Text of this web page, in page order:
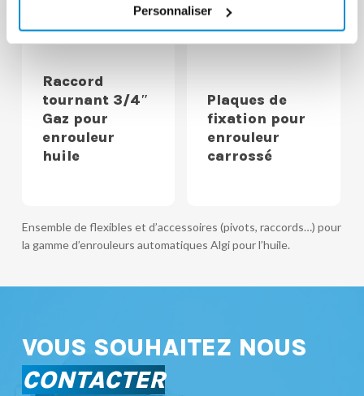
Personnaliser
Raccord
tournant 3/4″
Gaz pour
enrouleur
huile
Plaques de
fixation pour
enrouleur
carrossé
Ensemble de flexibles et d’accessoires (pivots, raccords…) pour
la gamme d’enrouleurs automatiques Algi pour l’huile.
VOUS SOUHAITEZ NOUS
CONTACTER